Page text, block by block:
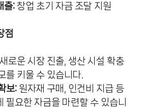
출:창업 초기 자금 조달 지원
점
새로운 시장 진출, 생산 시설 확충
를 키울 수 있습니다.
보: 원자재 구매, 인건비 지급 등
필요한 자금을 마련할 수 있습니